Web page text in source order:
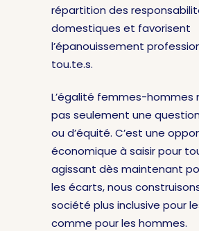
répartition des
domestiques et favorisent
l’épanouissement
tou.te.s.
L’égalité femmes-hommes
pas seulement une
ou d’équité. C’est une
économique à saisir pour
agissant dès maintenant
les écarts, nous
société plus inclusive pour
comme pour les hommes.